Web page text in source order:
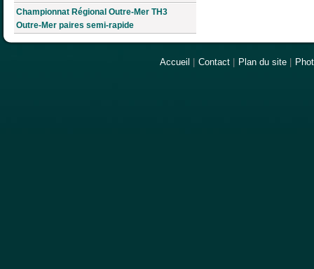
Championnat Régional Outre-Mer TH3
Outre-Mer paires semi-rapide
Accueil Contact Plan du site